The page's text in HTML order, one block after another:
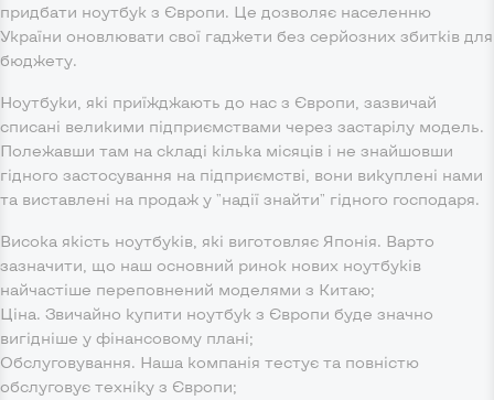
придбати ноутбук з Європи. Це дозволяє населенню
України оновлювати свої гаджети без серйозних збитків для
бюджету.
Ноутбуки, які приїжджають до нас з Європи, зазвичай
списані великими підприємствами через застарілу модель.
Полежавши там на складі кілька місяців і не знайшовши
гідного застосування на підприємстві, вони викуплені нами
та виставлені на продаж у "надії знайти" гідного господаря.
Висока якість ноутбуків, які виготовляє Японія. Варто
зазначити, що наш основний ринок нових ноутбуків
найчастіше переповнений моделями з Китаю;
Ціна. Звичайно купити ноутбук з Європи буде значно
вигідніше у фінансовому плані;
Обслуговування. Наша компанія тестує та повністю
обслуговує техніку з Європи;